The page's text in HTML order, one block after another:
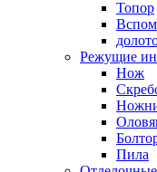
Топор
Режущие
Нож
Пила